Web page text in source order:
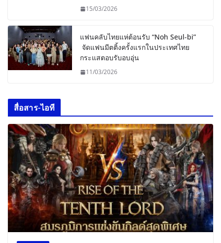
15/03/2026
แฟนคลับไทยแห่ต้อนรับ “Noh Seul-bi”
จัดแฟนมีตติ้งครั้งแรกในประเทศไทย
กระแสตอบรับอบอุ่น
11/03/2026
สื่อสาร-ไอที